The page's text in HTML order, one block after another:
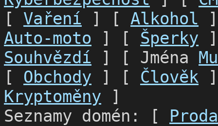
[ Vaření ] [ Alkohol
Auto-moto ] [ Šperky
Souhvězdí ] [ Jména
[ Obchody ] [ Člověk
Kryptoměny ]
Seznamy domén: [